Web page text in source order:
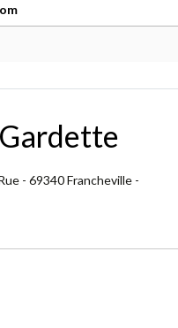
- 69340 Francheville -